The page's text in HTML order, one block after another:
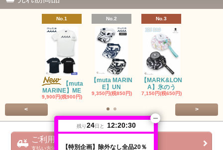
No.1
【muta
MARINE】ME
9,900円(税900円)
No.2
【muta MARIN
E】UN
9,350円(税850円)
No.3
【MARK&LON
A】氷のう
7,150円(税650円)
< >
ご利用ガイド
支払い方法 / 配送方法 / 会社概要
残り24日と 12:20:30
【特別企画】除外なし全品20％